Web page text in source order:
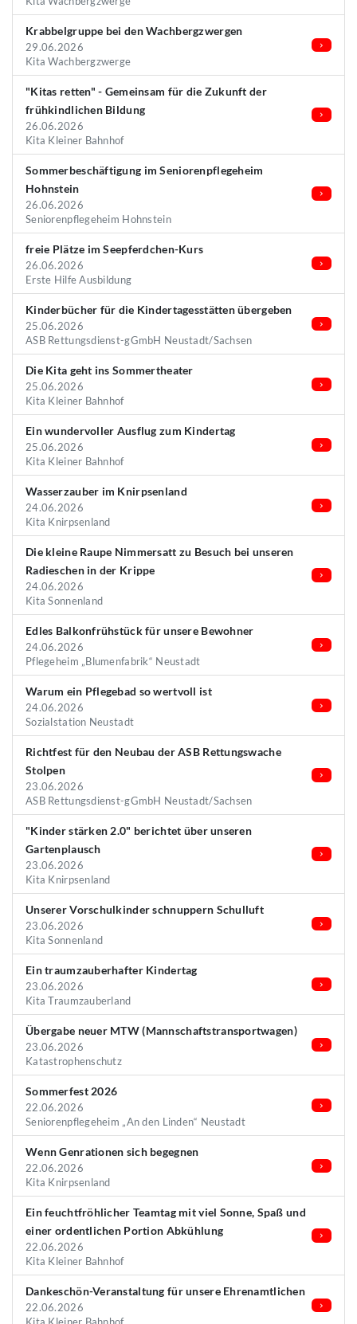
Krabbelgruppe bei den Wachbergzwergen
29.06.2026
Kita Wachbergzwerge
"Kitas retten" - Gemeinsam für die Zukunft der
frühkindlichen Bildung
26.06.2026
Kita Kleiner Bahnhof
Sommerbeschäftigung im Seniorenpflegeheim
Hohnstein
26.06.2026
Seniorenpflegeheim Hohnstein
freie Plätze im Seepferdchen-Kurs
26.06.2026
Erste Hilfe Ausbildung
Kinderbücher für die Kindertagesstätten übergeben
25.06.2026
ASB Rettungsdienst-gGmbH Neustadt/Sachsen
Die Kita geht ins Sommertheater
25.06.2026
Kita Kleiner Bahnhof
Ein wundervoller Ausflug zum Kindertag
25.06.2026
Kita Kleiner Bahnhof
Wasserzauber im Knirpsenland
24.06.2026
Kita Knirpsenland
Die kleine Raupe Nimmersatt zu Besuch bei unseren
Radieschen in der Krippe
24.06.2026
Kita Sonnenland
Edles Balkonfrühstück für unsere Bewohner
24.06.2026
Pflegeheim „Blumenfabrik“ Neustadt
Warum ein Pflegebad so wertvoll ist
24.06.2026
Sozialstation Neustadt
Richtfest für den Neubau der ASB Rettungswache
Stolpen
23.06.2026
ASB Rettungsdienst-gGmbH Neustadt/Sachsen
"Kinder stärken 2.0" berichtet über unseren
Gartenplausch
23.06.2026
Kita Knirpsenland
Unserer Vorschulkinder schnuppern Schulluft
23.06.2026
Kita Sonnenland
Ein traumzauberhafter Kindertag
23.06.2026
Kita Traumzauberland
Übergabe neuer MTW (Mannschaftstransportwagen)
23.06.2026
Katastrophenschutz
Sommerfest 2026
22.06.2026
Seniorenpflegeheim „An den Linden“ Neustadt
Wenn Genrationen sich begegnen
22.06.2026
Kita Knirpsenland
Ein feuchtfröhlicher Teamtag mit viel Sonne, Spaß und
einer ordentlichen Portion Abkühlung
22.06.2026
Kita Kleiner Bahnhof
Dankeschön-Veranstaltung für unsere Ehrenamtlichen
22.06.2026